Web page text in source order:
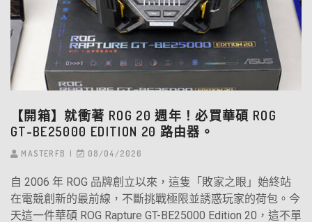
【開箱】就衝著 ROG 20 週年！必買華碩 ROG
GT-BE25000 EDITION 20 路由器。
MASTERFB 08/04/2026
自 2006 年 ROG 品牌創立以來，這隻「敗家之眼」始終站
在電競創新的最前線，不斷挑戰極限並誘惑玩家的荷包。今
天這一件華碩 ROG Rapture GT-BE25000 Edition 20，這不單